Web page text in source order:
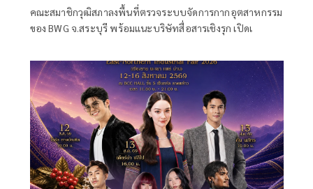
คณะสมาชิกวุฒิสภาลงพื้นที่ตรวจระบบจัดการกากอุตสาหกรรม
ของ BWG จ.สระบุรี พร้อมแนะบริษัทสื่อสารเชิงรุก เปิดเ